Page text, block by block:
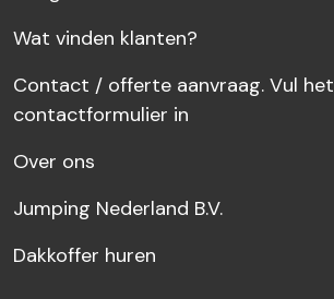
Wat vinden klanten?
Contact / offerte aanvraag. Vul het
contactformulier in
Over ons
Jumping Nederland B.V.
Dakkoffer huren